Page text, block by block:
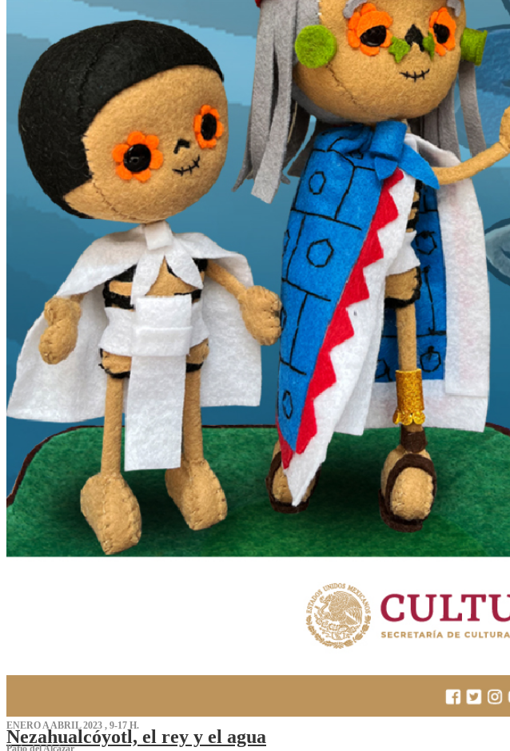
ENERO A ABRIL 2023 , 9-17 H.
Nezahualcóyotl, el rey y el agua